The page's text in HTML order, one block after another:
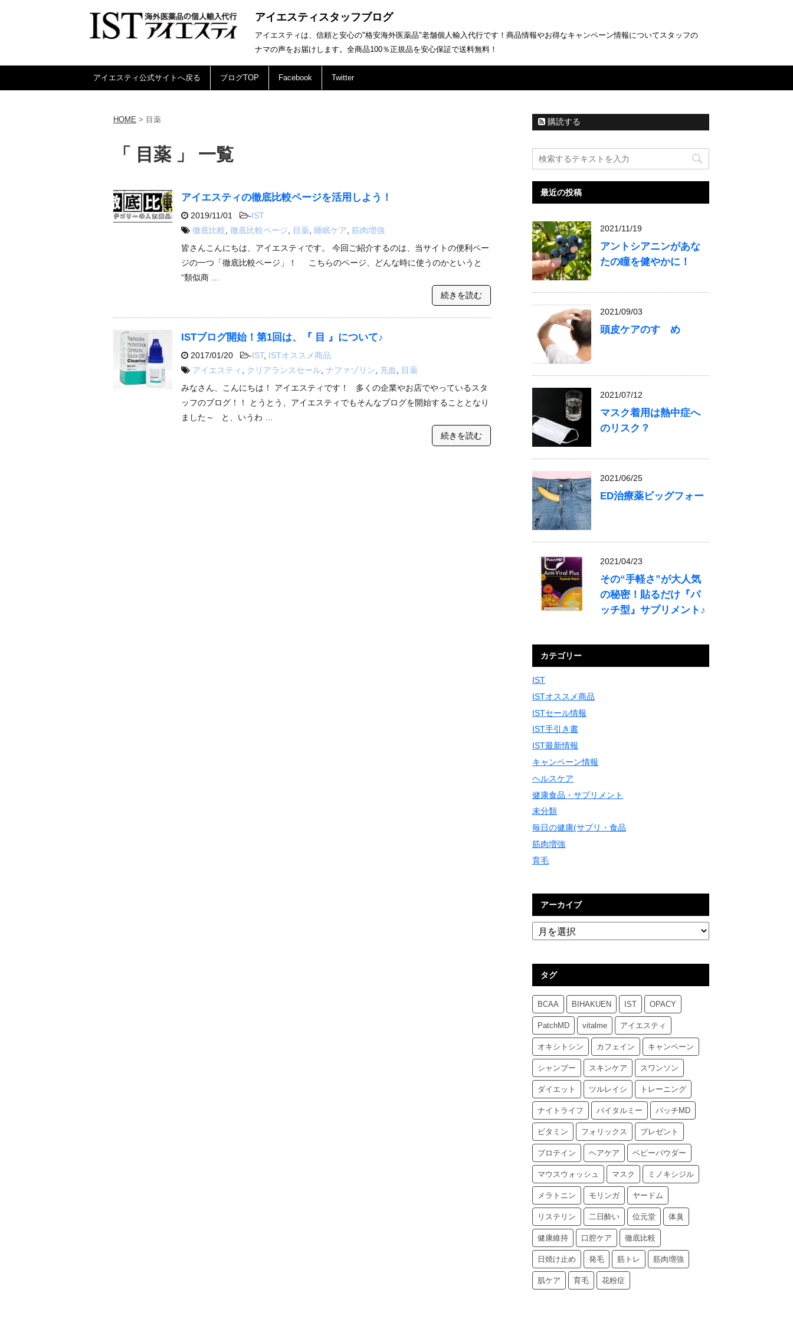
アイエスティスタッフブログ
アイエスティは、信頼と安心の"格安海外医薬品"老舗個人輸入代行です！商品情報やお得なキャンペーン情報についてスタッフの
ナマの声をお届けします。全商品100％正規品を安心保証で送料無料！
アイエスティ公式サイトへ戻る ブログTOP Facebook Twitter
HOME > 目薬
「 目薬 」 一覧
アイエスティの徹底比較ページを活用しよう！
2019/11/01 -IST
徹底比較 徹底比較ページ 目薬 睡眠ケア 筋肉増強
皆さんこんにちは、アイエスティです。 今回ご紹介するのは、当サイトの便利ペー
ジの一つ「徹底比較ページ」！ こちらのページ、どんな時に使うのかというと
“類似商 …
続きを読む
ISTブログ開始！第1回は、『 目 』について♪
2017/01/20 -IST, ISTオススメ商品
アイエスティ , クリアランスセール, ナファゾリン, 充血, 目薬
みなさん、こんにちは！ アイエスティです！ 多くの企業やお店でやっているスタ
ッフのブログ！！ とうとう、アイエスティでもそんなブログを開始することとなり
ました～ と、いうわ …
続きを読む
購読する
最近の投稿
2021/11/19
アントシアニンがあな
たの瞳を健やかに！
2021/09/03
頭皮ケアのすゝめ
2021/07/12
マスク着用は熱中症へ
のリスク？
2021/06/25
ED治療薬ビッグフォー
2021/04/23
その“手軽さ”が大人気
の秘密！貼るだけ『パ
ッチ型』サプリメント♪
カテゴリー
IST
ISTオススメ商品
ISTセール情報
IST手引き書
IST最新情報
キャンペーン情報
ヘルスケア
健康食品・サプリメント
未分類
毎日の健康(サプリ・食品
筋肉増強
育毛
アーカイブ
タグ
BCAA BIHAKUEN IST OPACY
PatchMD vitalme アイエスティ
オキシトシン カフェイン キャンペーン
シャンプー スキンケア スワンソン
ダイエット ツルレイシ トレーニング
ナイトライフ バイタルミー パッチMD
ビタミン フォリックス プレゼント
プロテイン ヘアケア ベビーパウダー
マウスウォッシュ マスク ミノキシジル
メラトニン モリンガ ヤードム
リステリン 二日酔い 位元堂 体臭
健康維持 口腔ケア 徹底比較
日焼け止め 発毛 筋トレ 筋肉増強
肌ケア 育毛 花粉症